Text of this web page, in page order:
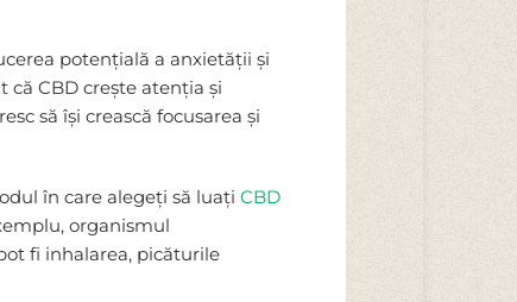
potențială a anxietății și
CBD crește atenția și
să își crească focusarea și
în care alegeți să luați CBD
organismul
fi inhalarea, picăturile